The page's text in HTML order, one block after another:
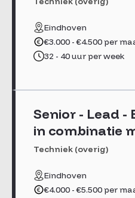
Eindhoven
€3.000 - €4.500 per
32 - 40 uur per week
Senior - Lead
in combinatie
Techniek (overig)
Eindhoven
€4.000 - €5.500 per